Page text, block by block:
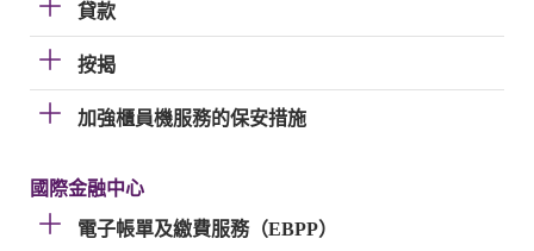
貸款
按揭
加強櫃員機服務的保安措施
國際金融中心
電子帳單及繳費服務（EBPP）